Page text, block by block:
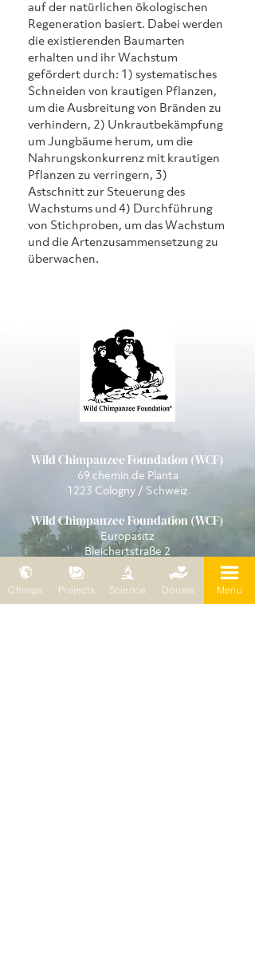
auf der natürlichen ökologischen
Regeneration basiert. Dabei werden
die existierenden Baumarten
erhalten und ihr Wachstum
gefördert durch: 1) systematisches
Schneiden von krautigen Pflanzen,
um die Ausbreitung von Bränden zu
verhindern, 2) Unkrautbekämpfung
um Jungbäume herum, um die
Nahrungskonkurrenz mit krautigen
Pflanzen zu verringern, 3)
Astschnitt zur Steuerung des
Wachstums und 4) Durchführung
von Stichproben, um das Wachstum
und die Artenzusammensetzung zu
überwachen.
Wild Chimpanzee Foundation (WCF)
69 chemin de Planta
1223 Cologny / Schweiz
Wild Chimpanzee Foundation (WCF)
Europasitz
Bleichertstraße 2
04155 Leipzig / Deutschland
Telefon:
0049 (0) 341 5904858
E-Mail:wcf@wildchimps.org
Chimps Projects Science Donate Menu